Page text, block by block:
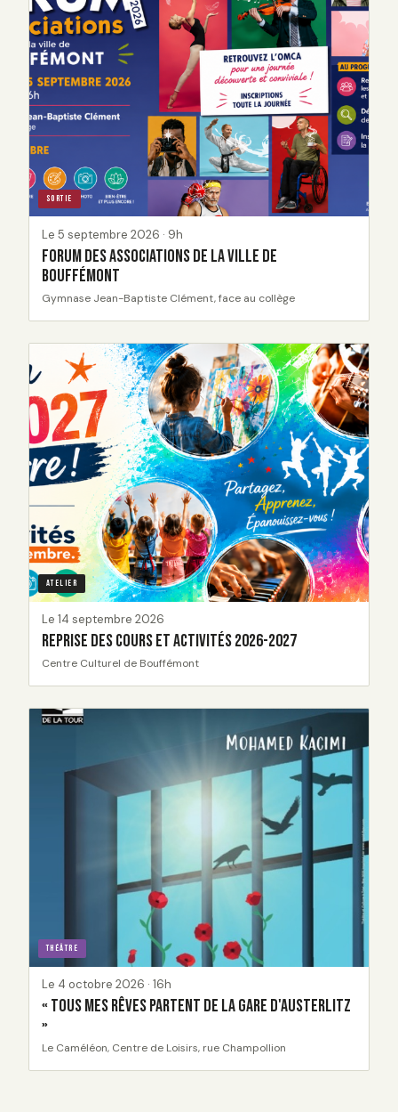
SORTIE
Le 5 septembre 2026 · 9h
Forum des associations de la ville de
Bouffémont
Gymnase Jean-Baptiste Clément, face au collège
ATELIER
Le 14 septembre 2026
Reprise des cours et activités 2026-2027
Centre Culturel de Bouffémont
THÉÂTRE
Le 4 octobre 2026 · 16h
« Tous mes rêves partent de la gare d'Austerlitz
»
Le Caméléon, Centre de Loisirs, rue Champollion